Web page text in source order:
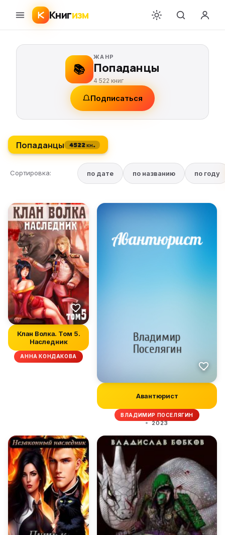
Книгизм
📚
ЖАНР
Попаданцы
4 522 книг
Подписаться
Попаданцы 4522 кн.
Сортировка: по дате по названию по году
Клан Волка. Том 5.
Наследник
АННА КОНДАКОВА
Авантюрист
ВЛАДИМИР ПОСЕЛЯГИН
2023